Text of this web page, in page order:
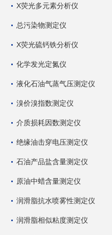
X荧光多元素分析仪
总污染物测定仪
X荧光硫钙铁分析仪
化学发光定氮仪
液化石油气蒸气压测定仪
溴价溴指数测定仪
介质损耗因数测定仪
绝缘油击穿电压测定仪
石油产品盐含量测定仪
原油中蜡含量测定仪
润滑脂抗水喷雾性测定仪
润滑脂相似粘度测定仪